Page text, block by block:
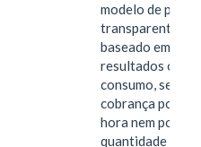
modelo de
transparente,
baseado em
resultados ou
consumo, sem
cobrança por
hora nem por
quantidade de…